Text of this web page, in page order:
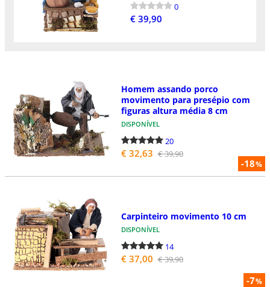
0
€ 39,90
-18%
Homem assando porco
movimento para presépio com
figuras altura média 8 cm
DISPONÍVEL
20
€ 32,63 € 39,90
-7%
Carpinteiro movimento 10 cm
DISPONÍVEL
14
€ 37,00 € 39,90